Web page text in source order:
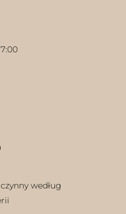
według